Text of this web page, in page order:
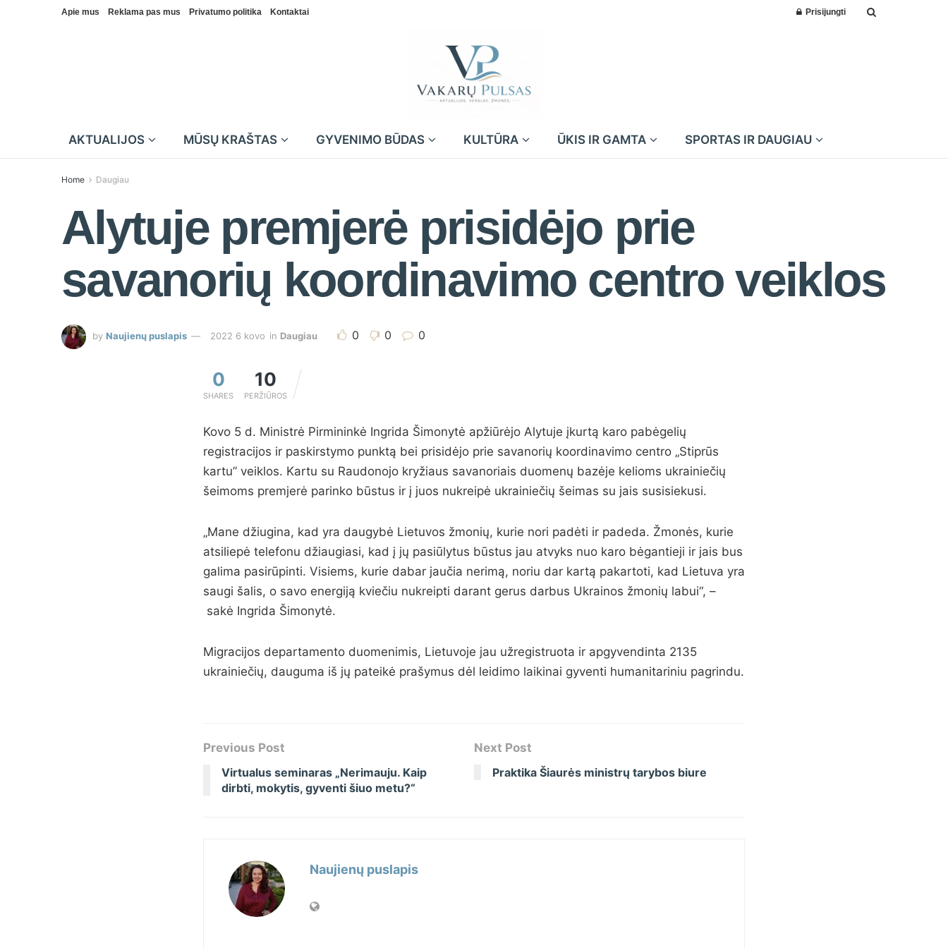
Apie mus Reklama pas mus Privatumo politika Kontaktai Prisijungti
AKTUALIJOS MŪSŲ KRAŠTAS GYVENIMO BŪDAS KULTŪRA ŪKIS IR GAMTA SPORTAS IR DAUGIAU
Home Daugiau
Alytuje premjerė prisidėjo prie
savanorių koordinavimo centro veiklos
by Naujienų puslapis 2022 6 kovo in Daugiau 0 0 0
0
SHARES
10
PERŽIŪROS
Kovo 5 d. Ministrė Pirmininkė Ingrida Šimonytė apžiūrėjo Alytuje įkurtą karo pabėgelių
registracijos ir paskirstymo punktą bei prisidėjo prie savanorių koordinavimo centro „Stiprūs
kartu” veiklos. Kartu su Raudonojo kryžiaus savanoriais duomenų bazėje kelioms ukrainiečių
šeimoms premjerė parinko būstus ir į juos nukreipė ukrainiečių šeimas su jais susisiekusi.
„Mane džiugina, kad yra daugybė Lietuvos žmonių, kurie nori padėti ir padeda. Žmonės, kurie
atsiliepė telefonu džiaugiasi, kad į jų pasiūlytus būstus jau atvyks nuo karo bėgantieji ir jais bus
galima pasirūpinti. Visiems, kurie dabar jaučia nerimą, noriu dar kartą pakartoti, kad Lietuva yra
saugi šalis, o savo energiją kviečiu nukreipti darant gerus darbus Ukrainos žmonių labui“, –
sakė Ingrida Šimonytė.
Migracijos departamento duomenimis, Lietuvoje jau užregistruota ir apgyvendinta 2135
ukrainiečių, dauguma iš jų pateikė prašymus dėl leidimo laikinai gyventi humanitariniu pagrindu.
Previous Post
Virtualus seminaras „Nerimauju. Kaip
dirbti, mokytis, gyventi šiuo metu?“
Next Post
Praktika Šiaurės ministrų tarybos biure
Naujienų puslapis